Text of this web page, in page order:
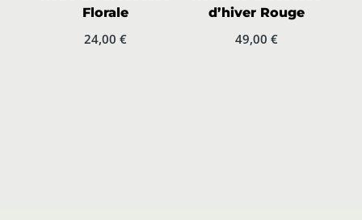
Florale
24,00€
d’hiver Rouge
49,00 €